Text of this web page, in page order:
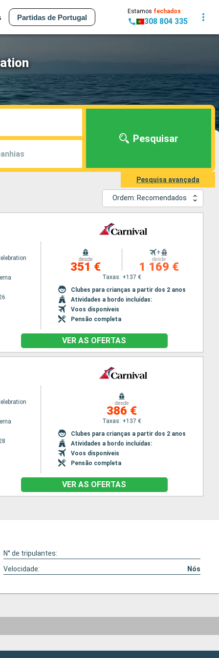
Partidas de Portugal
Estamos fechados
308 804 335
Pesquisar
Pesquisa avançada
Ordem: Recomendados
desde
351 €
+
desde
1 169 €
Taxas: +137 €
Clubes para crianças a partir dos 2 anos
Atividades a bordo incluídas:
Voos disponíveis
Pensão completa
VER AS OFERTAS
desde
386 €
Taxas: +137 €
Clubes para crianças a partir dos 2 anos
Atividades a bordo incluídas:
Voos disponíveis
Pensão completa
VER AS OFERTAS
N° de tripulantes:
Velocidade: Nós